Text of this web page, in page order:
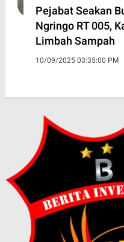
Pejabat Seakan
Ngringo RT 005,
Limbah Sampah
10/09/2025 03:35:00 PM